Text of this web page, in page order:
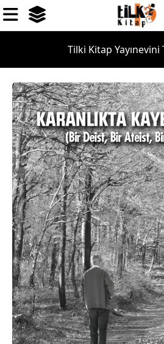
Tilki Kitap Yayınevini